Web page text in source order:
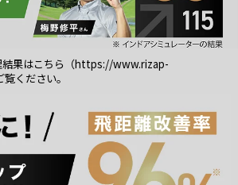
果はこちら（https://www.rizap-
ください。